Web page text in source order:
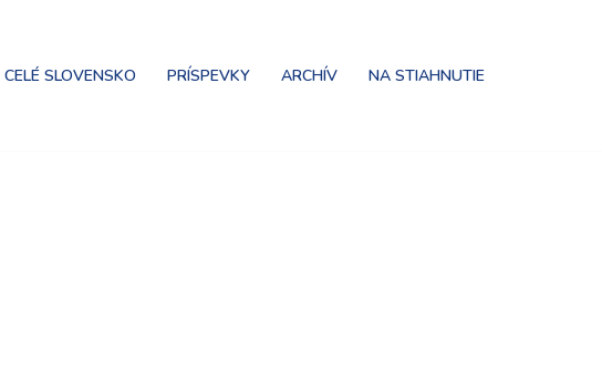
SLOVENSKO PRÍSPEVKY ARCHÍV NA STIAHNUTIE